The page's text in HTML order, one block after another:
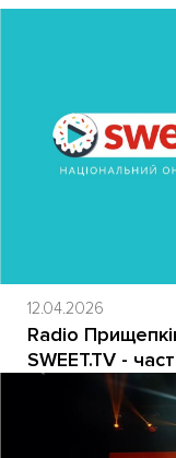
12.04.2026
Radio
SWEET.TV -